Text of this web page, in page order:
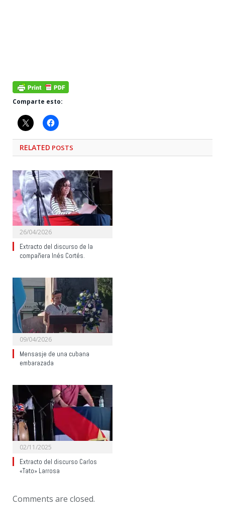
Comparte esto:
RELATED POSTS
26/04/2026
Extracto del discurso de la
compañera Inés Cortés.
09/04/2026
Mensasje de una cubana
embarazada
02/11/2025
Extracto del discurso Carlos
«Tato» Larrosa
Comments are closed.